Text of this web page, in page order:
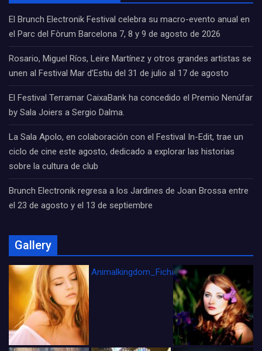
El Brunch Electronik Festival celebra su macro-evento anual en
el Parc del Fòrum Barcelona 7, 8 y 9 de agosto de 2026
Rosario, Miguel Ríos, Leire Martínez y otros grandes artistas se
unen al Festival Mar d’Estiu del 31 de julio al 17 de agosto
El Festival Terramar CaixaBank ha concedido el Premio Nenúfar
by Sala Joiers a Sergio Dalma.
La Sala Apolo, en colaboración con el Festival In-Edit, trae un
ciclo de cine este agosto, dedicado a explorar las historias
sobre la cultura de club
Brunch Electronik regresa a los Jardines de Joan Brossa entre
el 23 de agosto y el 13 de septiembre
Gallery
Animalkingdom_FichaCine